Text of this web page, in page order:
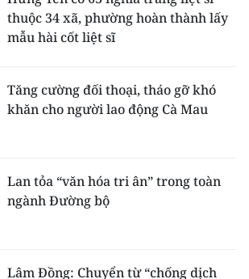
thuộc 34 xã, phường hoàn thành lấy
mẫu hài cốt liệt sĩ
Tăng cường đối thoại, tháo gỡ khó
khăn cho người lao động Cà Mau
Lan tỏa “văn hóa tri ân” trong toàn
ngành Đường bộ
Lâm Đồng: Chuyển từ “chống dịch